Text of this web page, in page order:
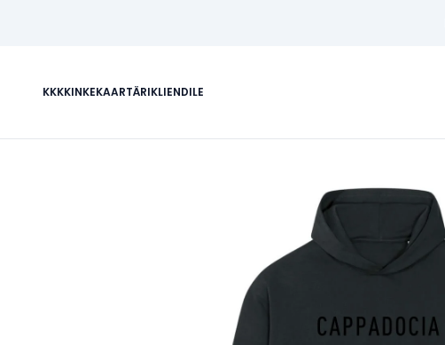
KKKKINKEKAARTÄRIKLIENDILE